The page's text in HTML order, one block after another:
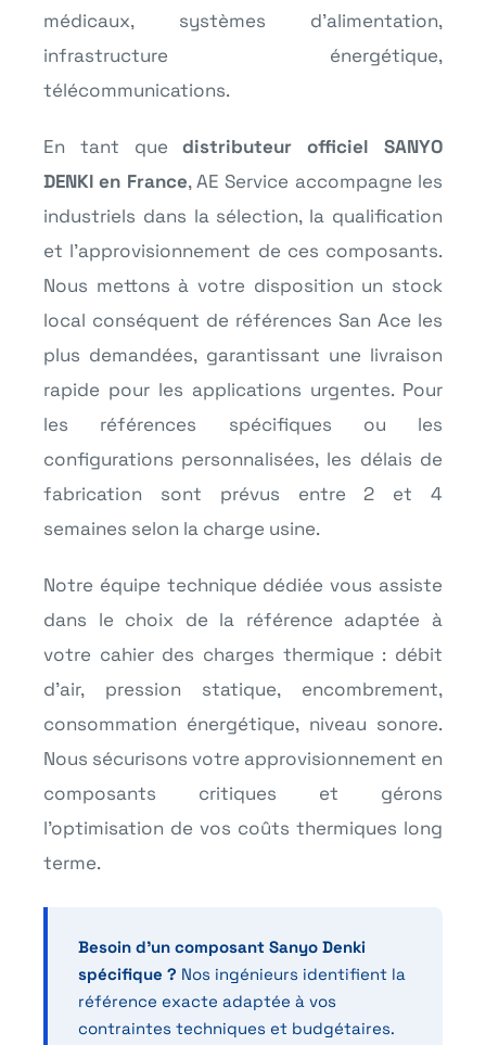
médicaux, systèmes d’alimentation,
infrastructure énergétique,
télécommunications.
En tant quedistributeur officiel SANYO
DENKI en France, AE Service accompagne les
industriels dans la sélection, la qualification
et l’approvisionnement de ces composants.
Nous mettons à votre disposition un stock
local conséquent de références San Ace les
plus demandées, garantissant une livraison
rapide pour les applications urgentes. Pour
les références spécifiques ou les
configurations personnalisées, les délais de
fabrication sont prévus entre 2 et 4
semaines selon la charge usine.
Notre équipe technique dédiée vous assiste
dans le choix de la référence adaptée à
votre cahier des charges thermique : débit
d’air, pression statique, encombrement,
consommation énergétique, niveau sonore.
Nous sécurisons votre approvisionnement en
composants critiques et gérons
l’optimisation de vos coûts thermiques long
terme.
Besoin d’un composant Sanyo Denki
spécifique ? Nos ingénieurs identifient la
référence exacte adaptée à vos
contraintes techniques et budgétaires.